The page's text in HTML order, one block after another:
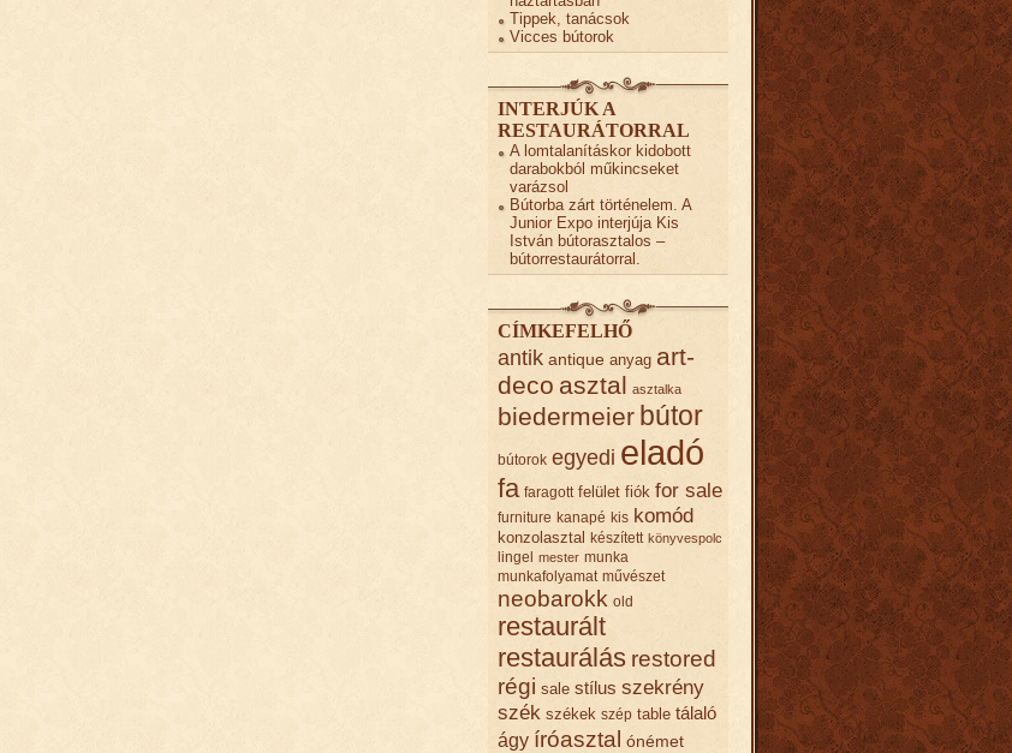
Tippek, tanácsok
Vicces bútorok
INTERJÚK A
RESTAURÁTORRAL
A lomtalanításkor kidobott
darabokból műkincseket
varázsol
Bútorba zárt történelem. A
Junior Expo interjúja Kis
István bútorasztalos –
bútorrestaurátorral.
CÍMKEFELHŐ
antik antique anyag art-
deco asztal asztalka
biedermeier bútor
bútorok egyedi eladó
fa faragott felület fiók for sale
furniture kanapé kis komód
konzolasztal készített könyvespolc
lingel mester munka
munkafolyamat művészet
neobarokk old
restaurált
restaurálás restored
régi sale stílus szekrény
szék székek szép table tálaló
ágy íróasztal ónémet